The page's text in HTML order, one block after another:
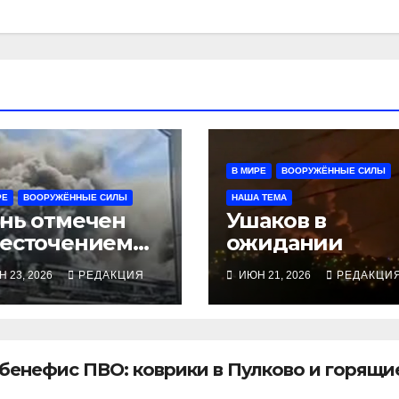
ВООРУЖЁННЫЕ СИЛЫ
отмечен
по всему
23, 2026 РЕДАКЦИЯ
В МИРЕ ВООРУЖЁННЫЕ СИЛЫ
НАША ТЕМА
Ушаков в
ожидании
ИЮН 21, 2026
ПВО: коврики в Пулково и